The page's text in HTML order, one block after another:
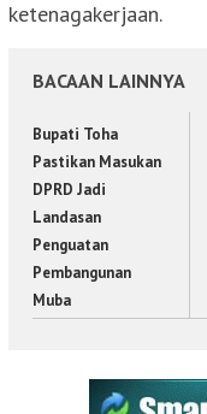
ketenagakerjaan.
BACAAN LAINNYA
Bupati Toha
Pastikan Masukan
DPRD Jadi
Landasan
Penguatan
Pembangunan
Muba